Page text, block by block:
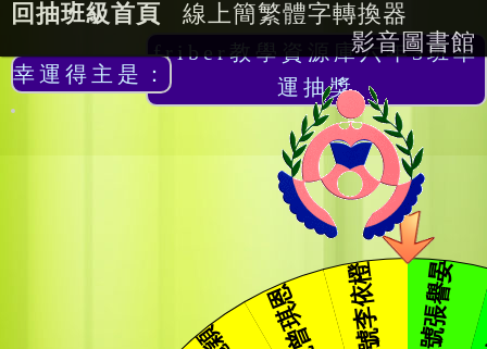
回抽班級首頁
線上簡繁體字轉換器
影音圖書館
friber教學資源庫六年3班幸
運抽獎
幸運得主是：